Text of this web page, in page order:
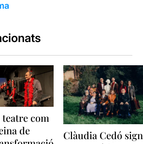
teatre com
de
Clàudia Cedó